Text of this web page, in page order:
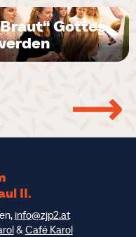
Gottes
II.
info@zjp2.at
&Café Karol